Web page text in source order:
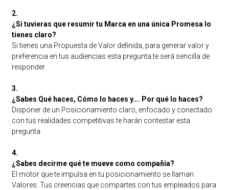
2.
¿Si tuvieras que resumir tu Marca en una única Promesa lo
tienes claro?
Si tienes una Propuesta de Valor definida, para generar valor y
preferencia en tus audiencias esta pregunta te será sencilla de
responder.
3.
¿Sabes Qué haces, Cómo lo haces y…. Por qué lo haces?
Disponer de un Posicionamiento claro, enfocado y conectado
con tus realidades competitivas te harán contestar esta
pregunta.
4.
¿Sabes decirme qué te mueve como compañía?
El motor que te impulsa en tu posicionamiento se llaman
Valores. Tus creencias que compartes con tus empleados para